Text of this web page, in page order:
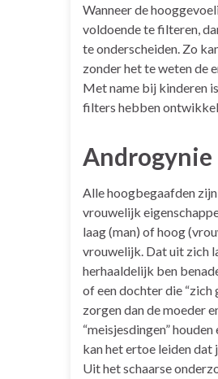
Wanneer de
voldoende te filteren,
te onderscheiden. Zo
zonder het te weten de
Met name bij kinderen
filters hebben
Androgynie
Alle hoogbegaafden
vrouwelijk
laag (man) of hoog
vrouwelijk. Dat uit zich
herhaaldelijk ben
of een dochter die “zich
zorgen dan de moeder
“meisjesdingen”
kan het ertoe leiden dat
Uit het schaarse